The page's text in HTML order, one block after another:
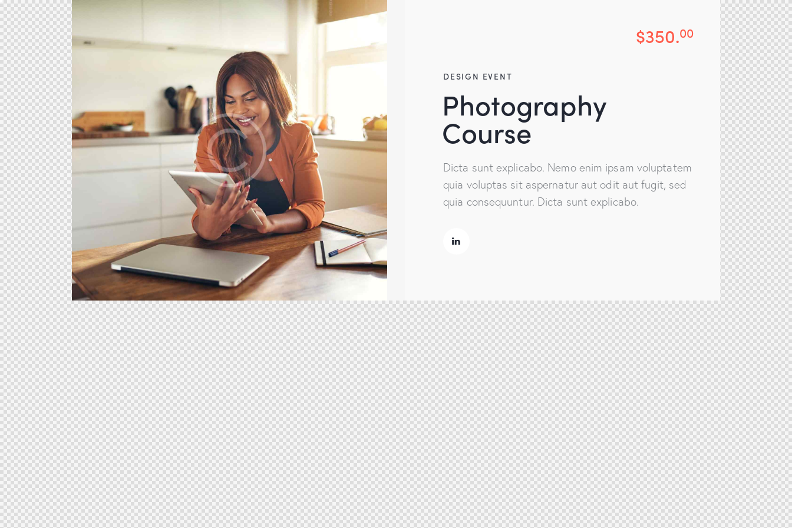
$350.00
DESIGN EVENT
Photography
Course
Dicta sunt explicabo. Nemo enim ipsam voluptatem
quia voluptas sit aspernatur aut odit aut fugit, sed
quia consequuntur. Dicta sunt explicabo.